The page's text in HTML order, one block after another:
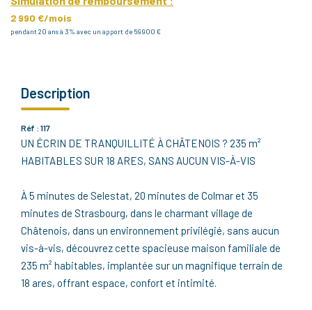
2 990 €/mois
pendant 20 ans à 3% avec un apport de 59 900 €
Description
Réf : 117
UN ÉCRIN DE TRANQUILLITÉ À CHÂTENOIS ? 235 m²
HABITABLES SUR 18 ARES, SANS AUCUN VIS-À-VIS
À 5 minutes de Selestat, 20 minutes de Colmar et 35
minutes de Strasbourg, dans le charmant village de
Châtenois, dans un environnement privilégié, sans aucun
vis-à-vis, découvrez cette spacieuse maison familiale de
235 m² habitables, implantée sur un magnifique terrain de
18 ares, offrant espace, confort et intimité.